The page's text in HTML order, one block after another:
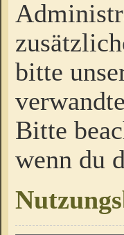
bitte
Bitte
wenn du